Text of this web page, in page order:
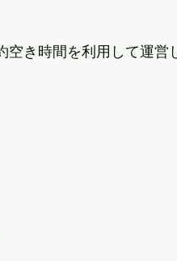
き時間を利用して運営